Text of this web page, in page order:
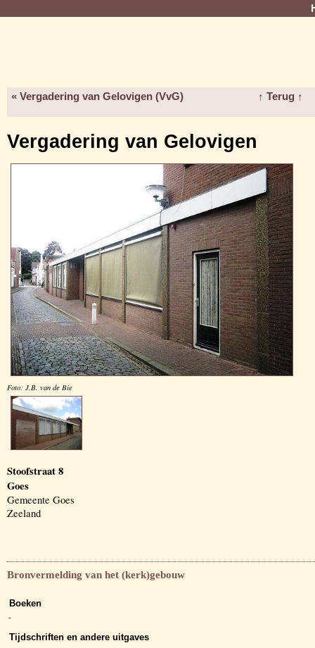
« Vergadering van Gelovigen (VvG) ↑ Terug ↑
Vergadering van Gelovigen
Foto: J.B. van de Bie
Stoofstraat 8
Goes
Gemeente Goes
Zeeland
Bronvermelding van het (kerk)gebouw
Boeken
-
Tijdschriften en andere uitgaves